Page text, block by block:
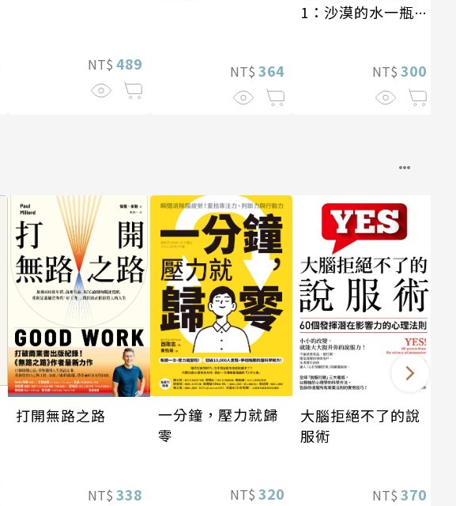
NT$ 489 NT$ 364
1：沙漠的水一瓶
NT$ 300
打開無路之路
NT$ 338
一分鐘，壓力就歸
零
NT$ 320
大腦拒絕不了的說
服術
NT$ 370